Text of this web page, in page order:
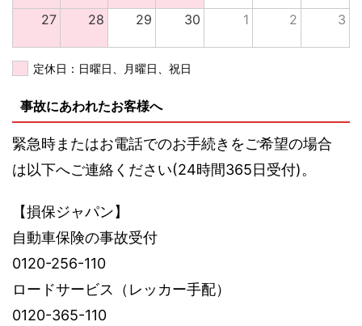
27 28 29 30 1 2 3
定休日：日曜日、月曜日、祝日
事故にあわれたお客様へ
緊急時またはお電話でのお手続きをご希望の場合
は以下へご連絡ください(24時間365日受付)。
【損保ジャパン】
自動車保険の事故受付
0120-256-110
ロードサービス（レッカー手配）
0120-365-110